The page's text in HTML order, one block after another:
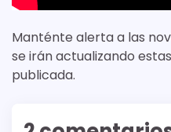
Manténte alerta a las
se irán actualizando
publicada.